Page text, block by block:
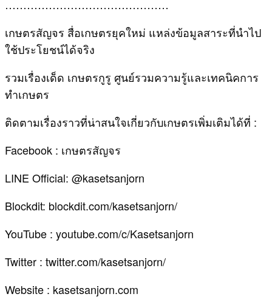
………………………………………
เกษตรสัญจร สื่อเกษตรยุคใหม่ แหล่งข้อมูลสาระที่นำไป
ใช้ประโยชน์ได้จริง
รวมเรื่องเด็ด เกษตรกูรู ศูนย์รวมความรู้และเทคนิคการ
ทำเกษตร
ติดตามเรื่องราวที่น่าสนใจเกี่ยวกับเกษตรเพิ่มเติมได้ที่ :
Facebook : เกษตรสัญจร
LINE Official: @kasetsanjorn
Blockdit: blockdit.com/kasetsanjorn/
YouTube : youtube.com/c/Kasetsanjorn
Twitter : twitter.com/kasetsanjorn/
Website : kasetsanjorn.com